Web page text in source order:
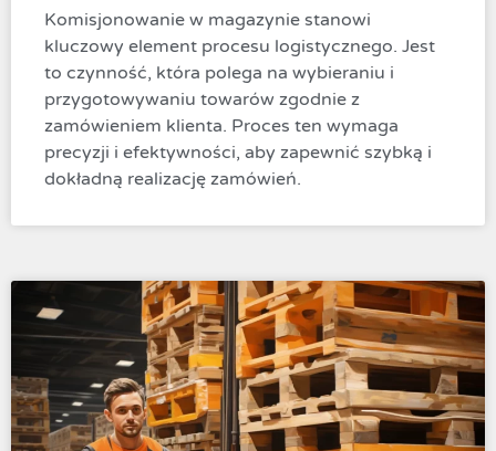
Komisjonowanie w magazynie stanowi
kluczowy element procesu logistycznego. Jest
to czynność, która polega na wybieraniu i
przygotowywaniu towarów zgodnie z
zamówieniem klienta. Proces ten wymaga
precyzji i efektywności, aby zapewnić szybką i
dokładną realizację zamówień.